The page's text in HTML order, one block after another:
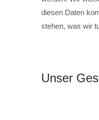
diesen Daten
stehen, was wir
Unser